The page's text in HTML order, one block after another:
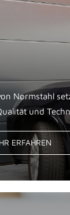
Normstahl
und
ERFAHREN